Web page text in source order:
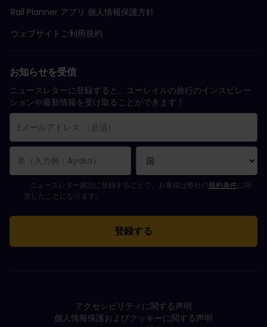
Rail Planner アプリ 個人情報保護方針
ウェブサイトご利用規約
お知らせを受信
ニュースレターに登録すると、ユーレイルの旅行のインスピレー
ションや最新情報を受け取ることができます！
購読登録が完了しました。
Eメールアドレス欄は必須項目です。
Eメールアドレスが正しくありません。
ニュースレターの購読登録中にエラーが発生しました。後ほど、もう一度や
すでにこのニュースレターを購読されています！
ニュースレターを購読するには規約条件に同意してください。
ニュースレター購読に登録することで、お客様は弊社の規約条件に同
意したことになります。
アクセシビリティに関する声明
個人情報保護およびクッキーに関する声明